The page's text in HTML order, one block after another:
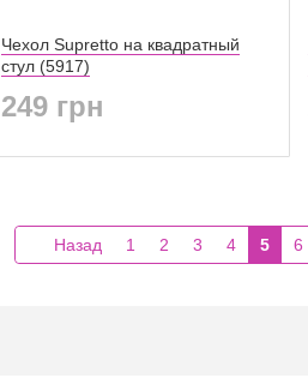
Чехол Supretto на квадратный
стул (5917)
249 грн
Назад 1 2 3 4 5 6